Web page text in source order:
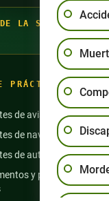
LA SEMANA
PRÁCTICA
de aviación
de navegación
de autobús
y productos